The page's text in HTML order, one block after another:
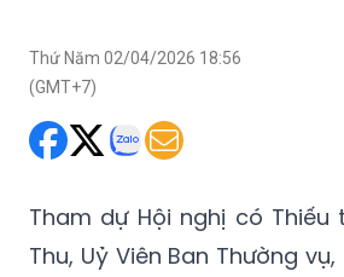
Thứ Năm 02/04/2026 18:56
(GMT+7)
Tham dự Hội nghị có Thiếu
Thu, Uỷ Viên Ban Thường